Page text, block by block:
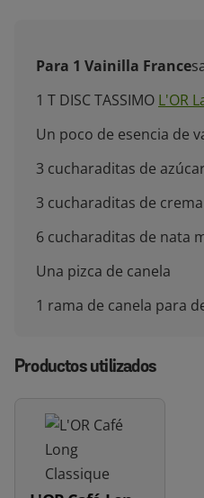
Para 1 Vainilla France
1 T DISC TASSIMO L'OR
Un poco de esencia de
3 cucharaditas de
3 cucharaditas de crema
6 cucharaditas de nata
Una pizca de canela
1 rama de canela para
Productos utilizados